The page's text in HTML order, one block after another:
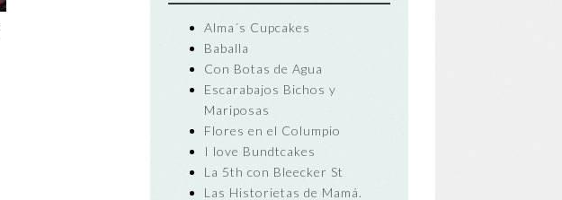
Alma´s Cupcakes
Baballa
Con Botas de Agua
Escarabajos Bichos y
Mariposas
Flores en el Columpio
I love Bundtcakes
La 5th con Bleecker St
Las Historietas de Mamá.